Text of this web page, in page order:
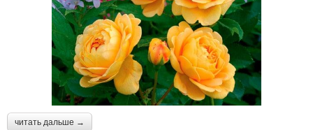
читать дальше →